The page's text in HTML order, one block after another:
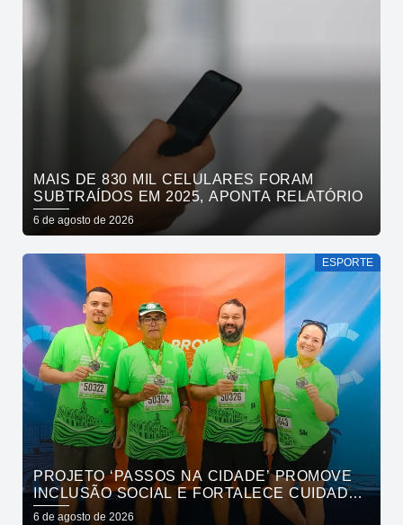
MAIS DE 830 MIL CELULARES FORAM
SUBTRAÍDOS EM 2025, APONTA RELATÓRIO
6 de agosto de 2026
ESPORTE
PROJETO ‘PASSOS NA CIDADE’ PROMOVE
INCLUSÃO SOCIAL E FORTALECE CUIDADO
EM SAÚDE MENTAL POR MEIO DA CORRIDA
6 de agosto de 2026